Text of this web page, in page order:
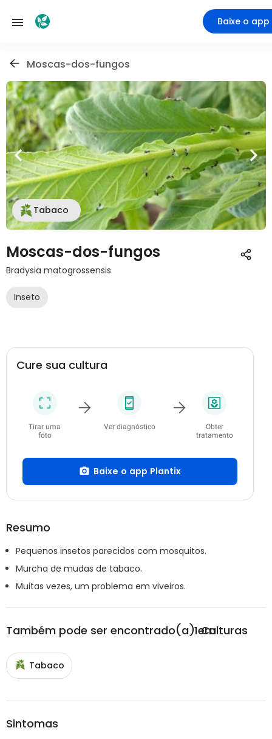
Baixe o app
Moscas-dos-fungos
Tabaco
Moscas-dos-fungos
Bradysia matogrossensis
Inseto
Cure sua cultura
Tirar uma
foto
Ver diagnóstico
Obter
tratamento
Baixe o app Plantix
Resumo
Pequenos insetos parecidos com mosquitos.
Murcha de mudas de tabaco.
Muitas vezes, um problema em viveiros.
Também pode ser encontrado(a) em
1Culturas
Tabaco
Sintomas